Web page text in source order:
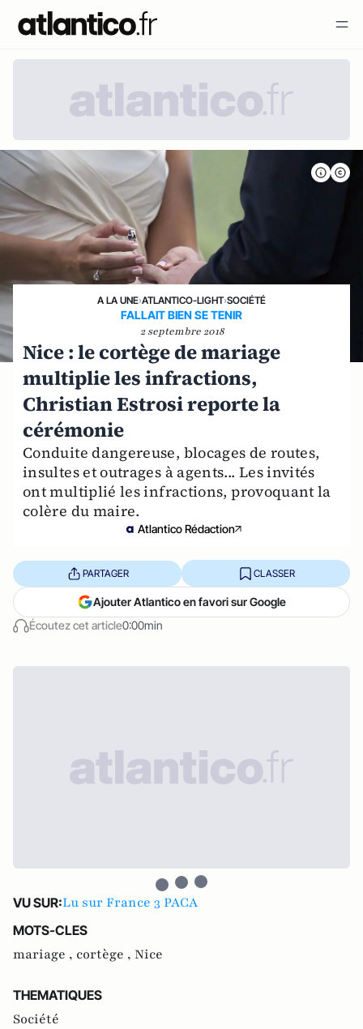
A LA UNE›ATLANTICO-LIGHT›SOCIÉTÉ
FALLAIT BIEN SE TENIR
2 septembre 2018
Nice : le cortège de mariage
multiplie les infractions,
Christian Estrosi reporte la
cérémonie
Conduite dangereuse, blocages de routes,
insultes et outrages à agents... Les invités
ont multiplié les infractions, provoquant la
colère du maire.
Atlantico Rédaction
Écoutez cet article0:00min
PARTAGER CLASSER
Ajouter Atlantico en favori sur Google
VU SUR:Lu sur France 3 PACA
MOTS-CLES
mariage , cortège , Nice
THEMATIQUES
Société